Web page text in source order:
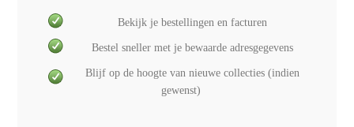
Bekijk je bestellingen en facturen
Bestel sneller met je bewaarde adresgegevens
Blijf op de hoogte van nieuwe collecties (indien
gewenst)